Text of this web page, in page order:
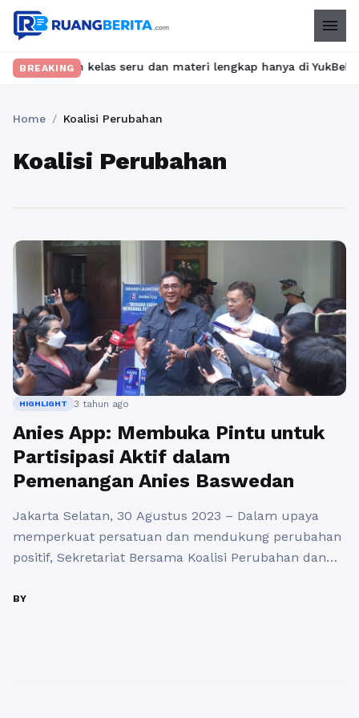
menu
BREAKING
kelas seru dan materi lengkap hanya di
Home / Koalisi Perubahan
Koalisi Perubahan
HIGHLIGHT 3 tahun ago
Anies App: Membuka Pintu untuk
Partisipasi Aktif dalam
Pemenangan Anies Baswedan
Jakarta Selatan, 30 Agustus 2023 – Dalam upaya
memperkuat persatuan dan mendukung perubahan
positif, Sekretariat Bersama Koalisi Perubahan dan
App: Menjaga Suara, Mengawal Perubahan. Acara
BY